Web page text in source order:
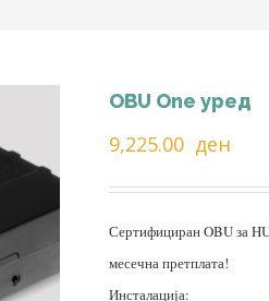
OBU One уред
9,225.00 ден
Сертифициран OBU за
месечна претплата!
Инсталација: